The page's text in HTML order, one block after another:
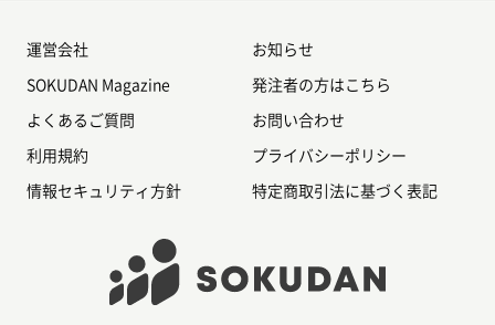
運営会社 お知らせ
SOKUDAN Magazine 発注者の方はこちら
よくあるご質問 お問い合わせ
利用規約 プライバシーポリシー
情報セキュリティ方針 特定商取引法に基づく表記